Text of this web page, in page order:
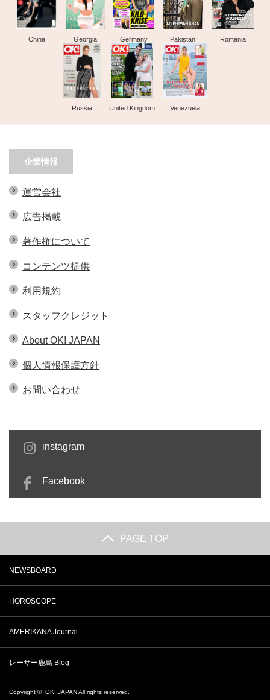
China Georgia Germany Pakistan Romania
Russia United Kingdom Venezuela
企業情報
運営会社
広告掲載
著作権について
コンテンツ提供
利用規約
スタッフクレジット
About OK! JAPAN
個人情報保護方針
お問い合わせ
instagram
Facebook
PAGE TOP
NEWSBOARD
HOROSCOPE
AMERIKANA Journal
レーサー鹿島 Blog
Copyright © OK! JAPANAll rights reserved.